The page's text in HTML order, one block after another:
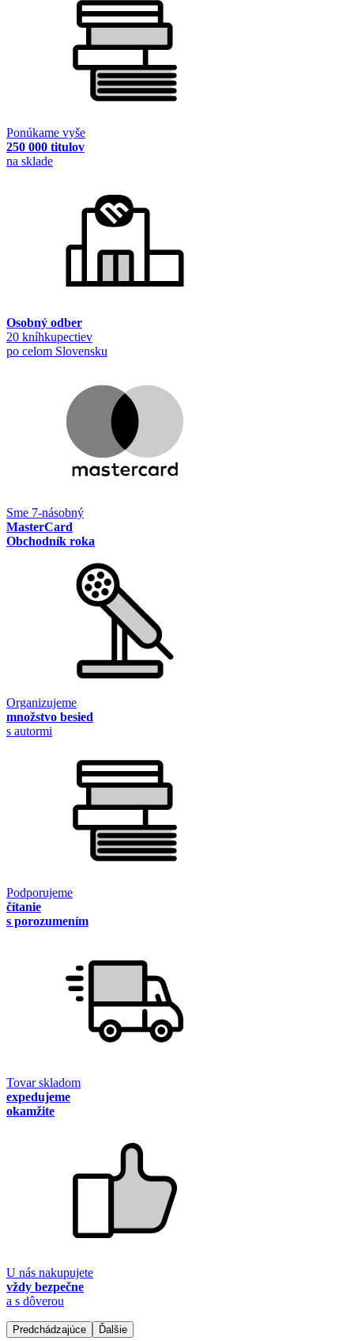
Ponúkame vyše
250 000 titulov
na sklade
Osobný odber
20 kníhkupectiev
po celom Slovensku
Sme 7-násobný
MasterCard
Obchodník roka
Organizujeme
množstvo besied
s autormi
Podporujeme
čítanie
s porozumením
Tovar skladom
expedujeme
okamžite
U nás nakupujete
vždy bezpečne
a s dôverou
Predchádzajúce Ďalšie